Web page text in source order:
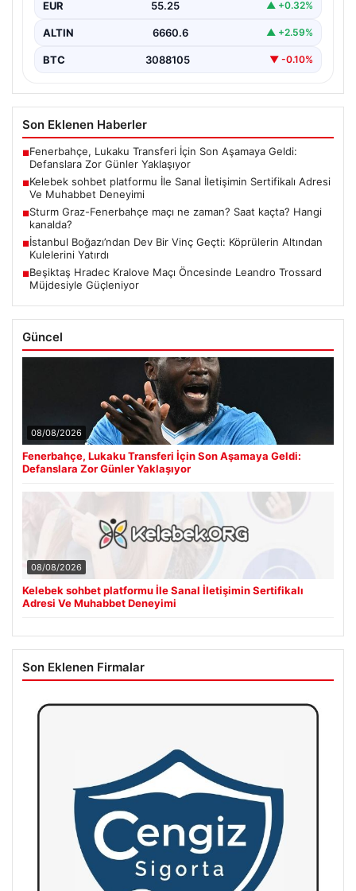
olarak…
EUR 55.25 ▲ +0.32%
ALTIN 6660.6 ▲ +2.59%
BTC 3088105 ▼ -0.10%
Son Eklenen Haberler
■Fenerbahçe, Lukaku Transferi İçin Son Aşamaya Geldi:
Defanslara Zor Günler Yaklaşıyor
■Kelebek sohbet platformu İle Sanal İletişimin Sertifikalı Adresi
Ve Muhabbet Deneyimi
■Sturm Graz-Fenerbahçe maçı ne zaman? Saat kaçta? Hangi
kanalda?
■İstanbul Boğazı’ndan Dev Bir Vinç Geçti: Köprülerin Altından
Kulelerini Yatırdı
■Beşiktaş Hradec Kralove Maçı Öncesinde Leandro Trossard
Müjdesiyle Güçleniyor
Güncel
08/08/2026
Fenerbahçe, Lukaku Transferi İçin Son Aşamaya Geldi:
Defanslara Zor Günler Yaklaşıyor
08/08/2026
Kelebek sohbet platformu İle Sanal İletişimin Sertifikalı
Adresi Ve Muhabbet Deneyimi
Son Eklenen Firmalar